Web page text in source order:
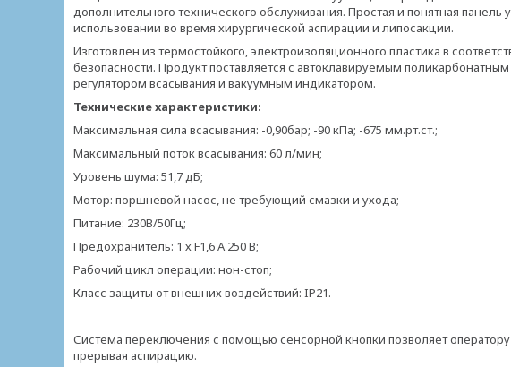
дополнительного технического обслуживания. Простая и понятная панель
использовании во время хирургической аспирации и липосакции.
Изготовлен из термостойкого, электроизоляционного пластика в
безопасности. Продукт поставляется с автоклавируемым
регулятором всасывания и вакуумным индикатором.
Технические характеристики:
Максимальная сила всасывания: -0,90бар; -90 кПа; -675 мм.рт.ст.;
Максимальный поток всасывания: 60 л/мин;
Уровень шума: 51,7 дБ;
Мотор: поршневой насос, не требующий смазки и ухода;
Питание: 230В/50Гц;
Предохранитель: 1 х F1,6 A 250 В;
Рабочий цикл операции: нон-стоп;
Класс защиты от внешних воздействий: IP21.
Система переключения с помощью сенсорной кнопки позволяет
прерывая аспирацию.